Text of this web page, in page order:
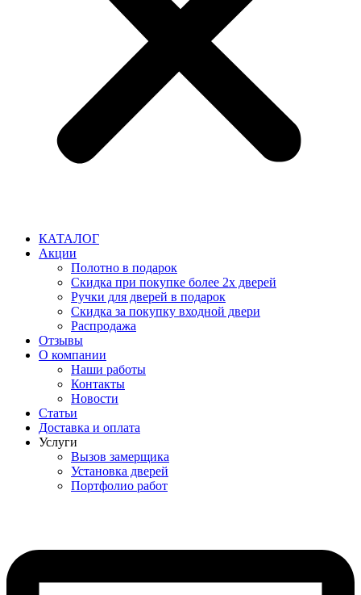
КАТАЛОГ
Акции
Полотно в подарок
Скидка при покупке более 2х дверей
Ручки для дверей в подарок
Скидка за покупку входной двери
Распродажа
Отзывы
О компании
Наши работы
Контакты
Новости
Статьи
Доставка и оплата
Услуги
Вызов замерщика
Установка дверей
Портфолио работ